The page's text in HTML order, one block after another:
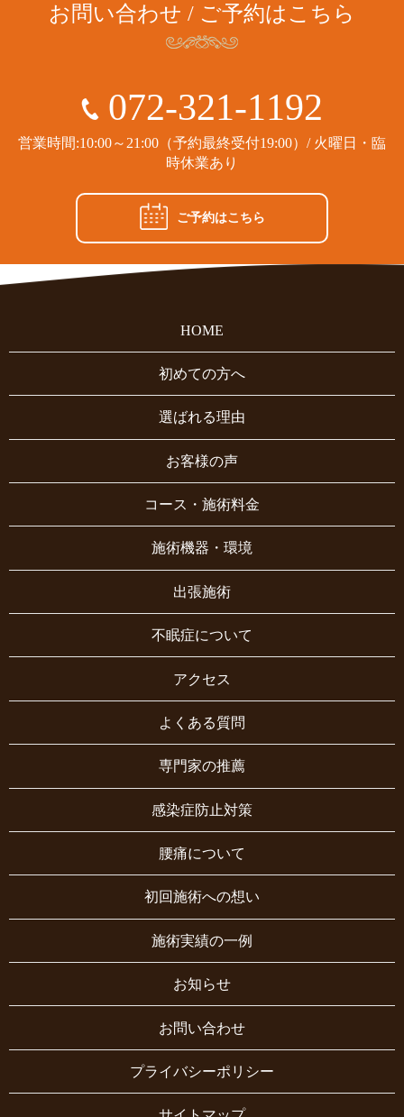
お問い合わせ / ご予約はこちら
072-321-1192
営業時間:10:00～21:00（予約最終受付19:00）/ 火曜日・臨
時休業あり
ご予約はこちら
HOME
初めての方へ
選ばれる理由
お客様の声
コース・施術料金
施術機器・環境
出張施術
不眠症について
アクセス
よくある質問
専門家の推薦
感染症防止対策
腰痛について
初回施術への想い
施術実績の一例
お知らせ
お問い合わせ
プライバシーポリシー